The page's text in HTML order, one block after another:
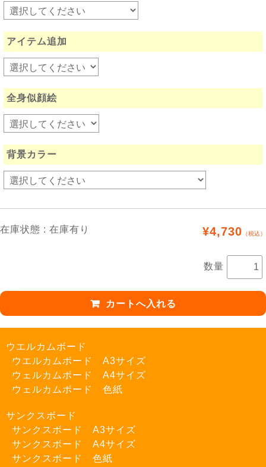
アイテム追加
全身似顔絵
背景カラー
在庫状態 : 在庫有り ¥4,730 （税込）
数量
ウエルカムボード
ウエルカムボード A3サイズ
ウェルカムボード A4サイズ
ウェルカムボード 色紙
サンクスボード
サンクスボード A3サイズ
サンクスボード A4サイズ
サンクスボード 色紙